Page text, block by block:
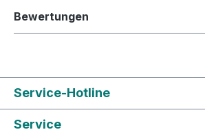
Bewertungen
Service-Hotline
Service